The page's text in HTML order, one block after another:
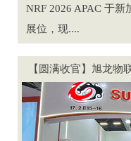
NRF 2026 APAC 于
展位，现....
【圆满收官】旭龙物